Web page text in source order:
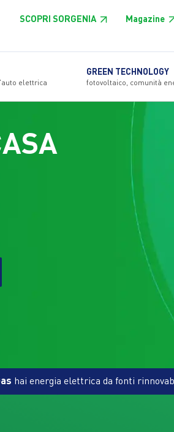
SCOPRI SORGENIA Magazine
elettrica
GREEN TECHNOLOGY
fotovoltaico, comunità
hai energia elettrica da fonti